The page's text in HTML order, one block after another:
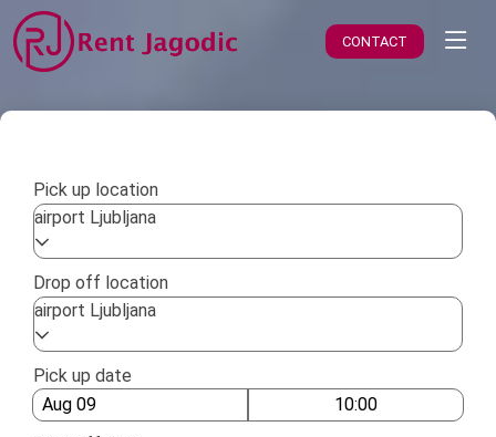
CONTACT
Pick up location
airport Ljubljana
Drop off location
airport Ljubljana
Pick up date
10:00